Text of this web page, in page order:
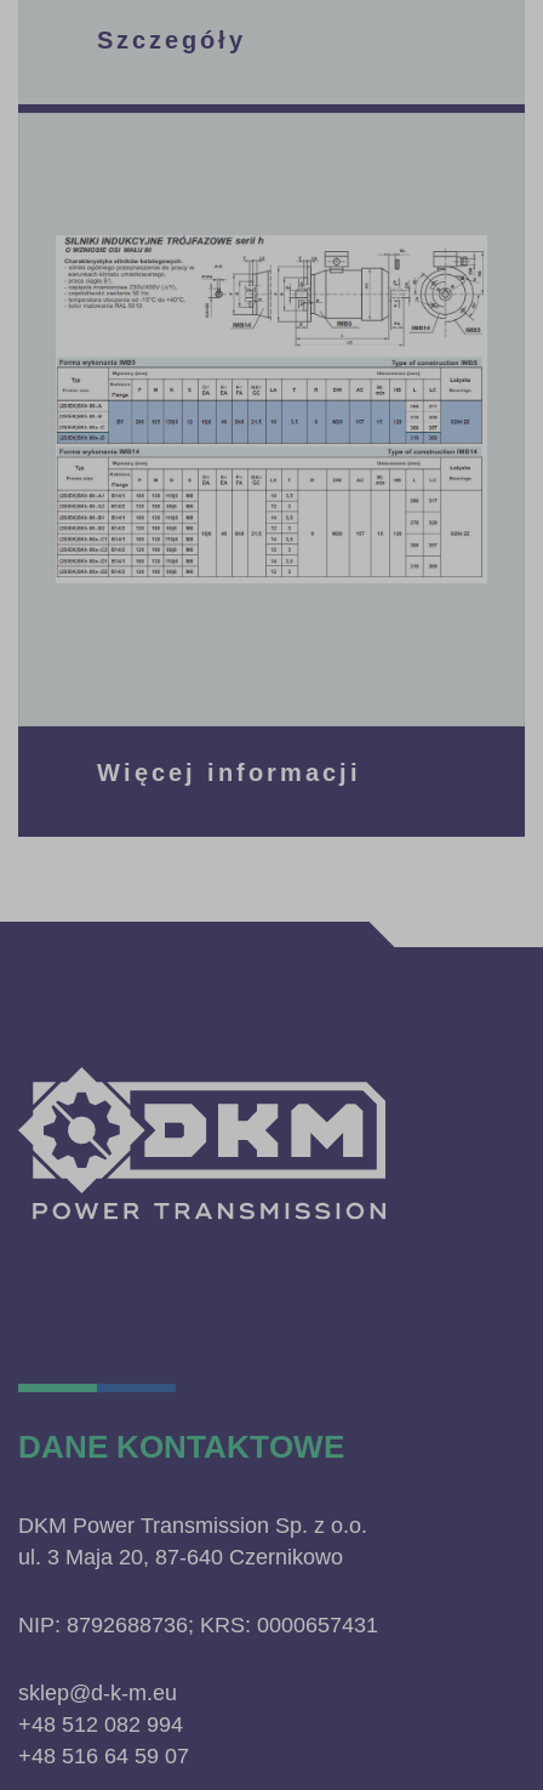
Szczegóły
Więcej informacji
DANE KONTAKTOWE
DKM Power Transmission Sp. z o.o.
ul. 3 Maja 20, 87-640 Czernikowo
NIP: 8792688736; KRS: 0000657431
sklep@d-k-m.eu
+48 512 082 994
+48 516 64 59 07